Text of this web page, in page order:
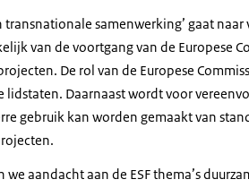
samenwerking’ gaat
van de voortgang van de Europese
De rol van de Europese
Daarnaast wordt voor
gebruik kan worden gemaakt van
aandacht aan de ESF thema’s